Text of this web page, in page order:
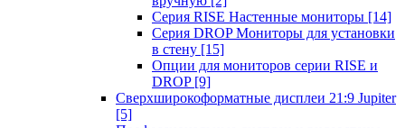
Серия RISE Настенные мониторы [14]
Серия DROP Мониторы для установки
в стену [15]
Опции для мониторов серии RISE и
DROP [9]
Сверхширокоформатные дисплеи 21:9 Jupiter
[5]